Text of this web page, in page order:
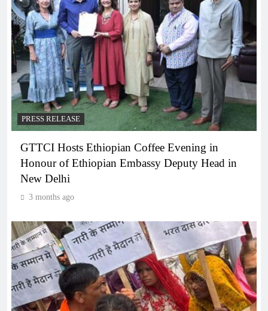
PRESS RELEASE
GTTCI Hosts Ethiopian Coffee Evening in
Honour of Ethiopian Embassy Deputy Head in
New Delhi
3 months ago